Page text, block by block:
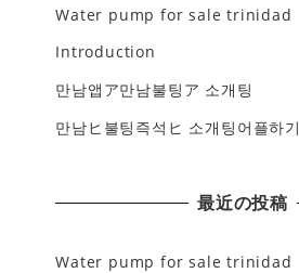
Water pump for sale trinidad
Introduction
만남앱ア만남불팅ア 소개팅
만남ヒ불팅즉석ヒ 소개팅어플하기
最近の投稿
Water pump for sale trinidad